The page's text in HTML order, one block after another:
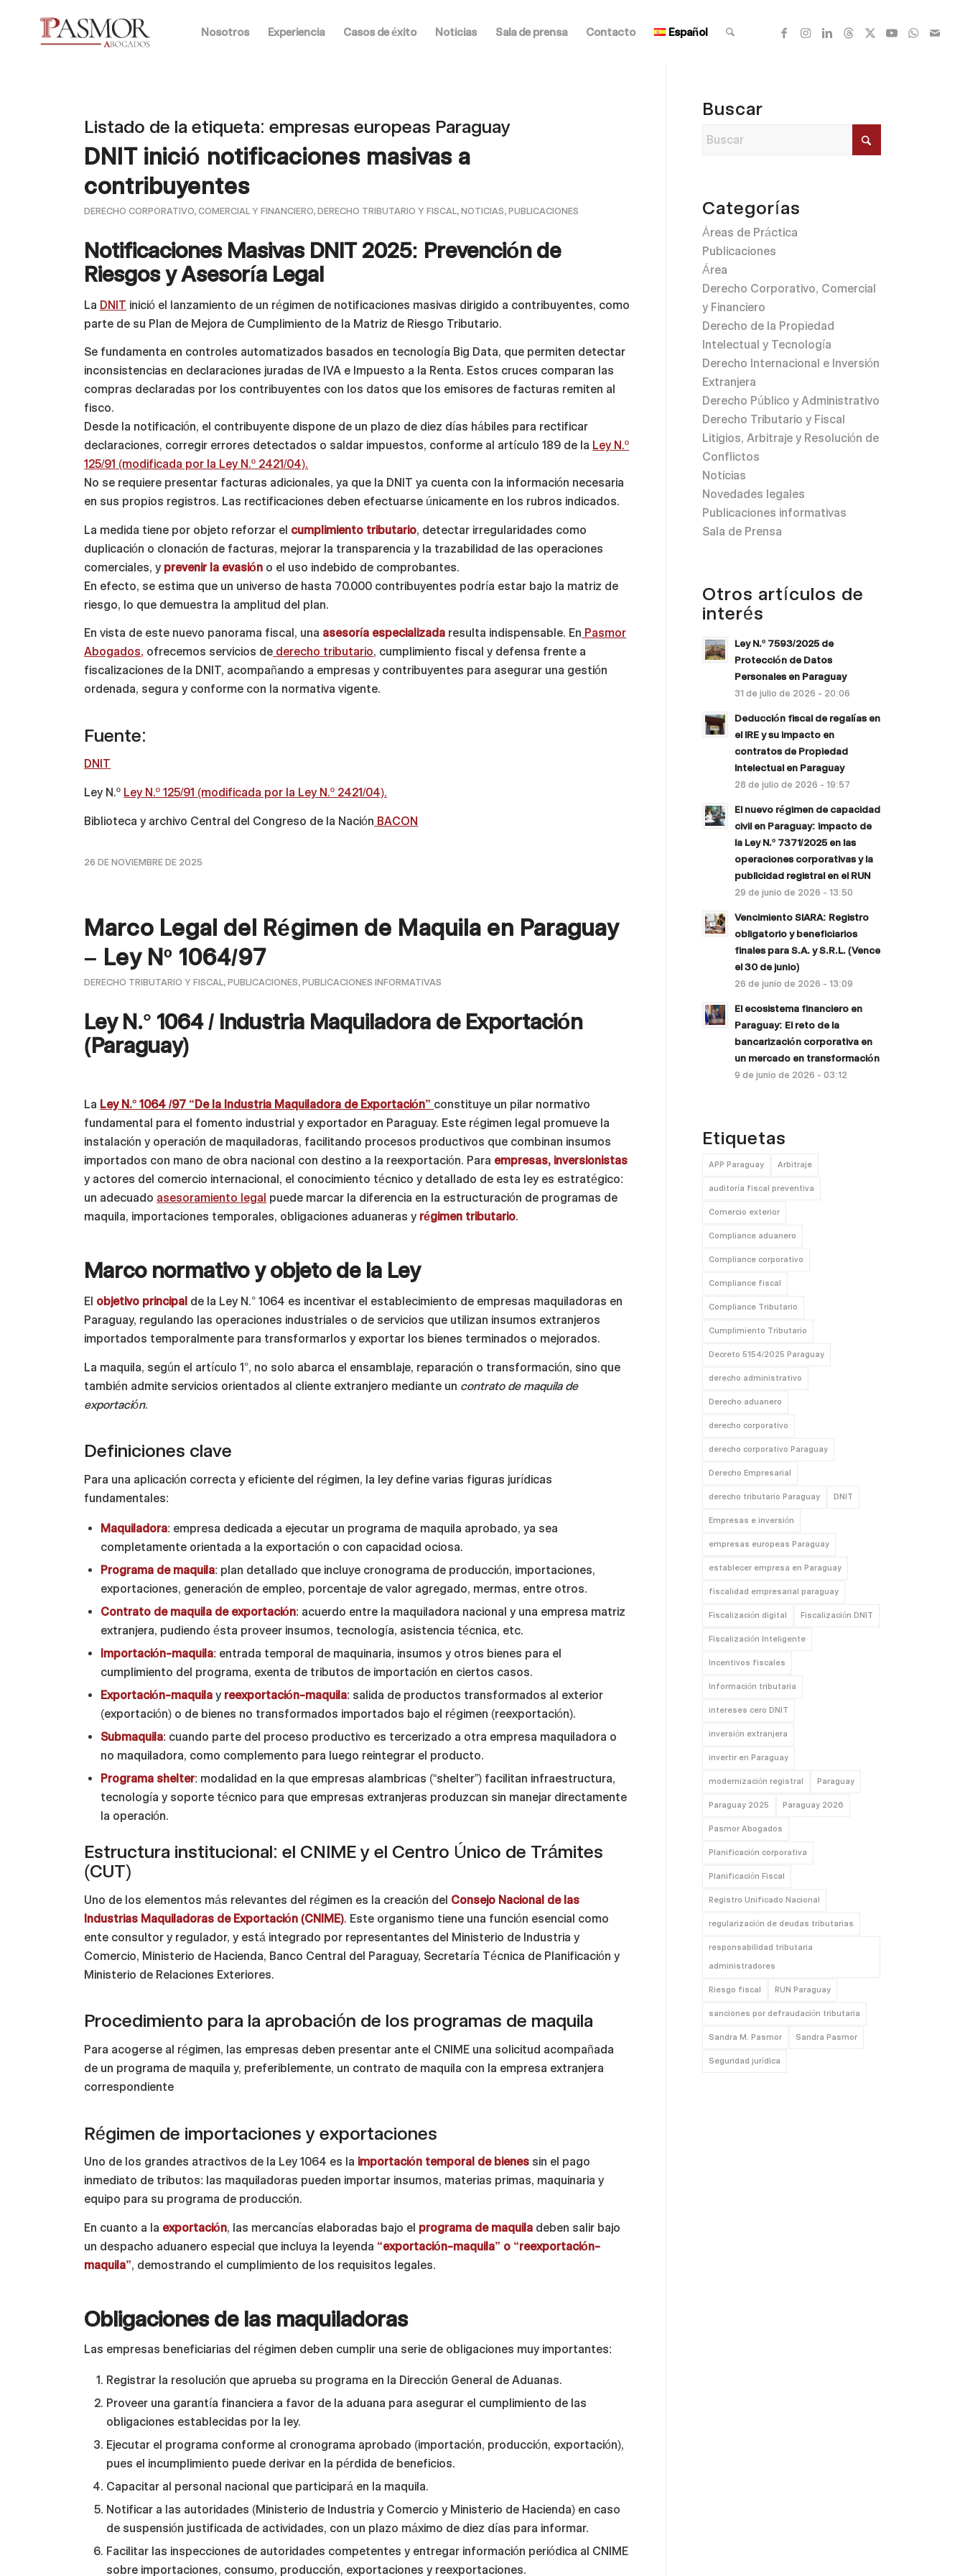
Nosotros Experiencia Casos de éxito Noticias Sala de prensa Contacto Español
Listado de la etiqueta:empresas europeas Paraguay
DNIT inició notificaciones masivas a
contribuyentes
DERECHO CORPORATIVO, COMERCIAL Y FINANCIERO,DERECHO TRIBUTARIO Y FISCAL,NOTICIAS,PUBLICACIONES
Notificaciones Masivas DNIT 2025: Prevención de
Riesgos y Asesoría Legal
La DNIT inició el lanzamiento de un régimen de notificaciones masivas dirigido a contribuyentes, como
parte de su Plan de Mejora de Cumplimiento de la Matriz de Riesgo Tributario.
Se fundamenta en controles automatizados basados en tecnología Big Data, que permiten detectar
inconsistencias en declaraciones juradas de IVA e Impuesto a la Renta. Estos cruces comparan las
compras declaradas por los contribuyentes con los datos que los emisores de facturas remiten al
fisco.
Desde la notificación, el contribuyente dispone de un plazo de diez días hábiles para rectificar
declaraciones, corregir errores detectados o saldar impuestos, conforme al artículo 189 de la Ley N.º
125/91 (modificada por la Ley N.º 2421/04).
No se requiere presentar facturas adicionales, ya que la DNIT ya cuenta con la información necesaria
en sus propios registros. Las rectificaciones deben efectuarse únicamente en los rubros indicados.
La medida tiene por objeto reforzar el cumplimiento tributario, detectar irregularidades como
duplicación o clonación de facturas, mejorar la transparencia y la trazabilidad de las operaciones
comerciales, y prevenir la evasión o el uso indebido de comprobantes.
En efecto, se estima que un universo de hasta 70.000 contribuyentes podría estar bajo la matriz de
riesgo, lo que demuestra la amplitud del plan.
En vista de este nuevo panorama fiscal, una asesoría especializada resulta indispensable. En Pasmor
Abogados, ofrecemos servicios de derecho tributario, cumplimiento fiscal y defensa frente a
fiscalizaciones de la DNIT, acompañando a empresas y contribuyentes para asegurar una gestión
ordenada, segura y conforme con la normativa vigente.
Fuente:
DNIT
Ley N.º Ley N.º 125/91 (modificada por la Ley N.º 2421/04).
Biblioteca y archivo Central del Congreso de la Nación BACON
26 DE NOVIEMBRE DE 2025
Marco Legal del Régimen de Maquila en Paraguay
– Ley Nº 1064/97
DERECHO TRIBUTARIO Y FISCAL,PUBLICACIONES,PUBLICACIONES INFORMATIVAS
Ley N.° 1064 / Industria Maquiladora de Exportación
(Paraguay)
La Ley N.° 1064 /97 “De la Industria Maquiladora de Exportación” constituye un pilar normativo
fundamental para el fomento industrial y exportador en Paraguay. Este régimen legal promueve la
instalación y operación de maquiladoras, facilitando procesos productivos que combinan insumos
importados con mano de obra nacional con destino a la reexportación. Para empresas, inversionistas
y actores del comercio internacional, el conocimiento técnico y detallado de esta ley es estratégico:
un adecuado asesoramiento legal puede marcar la diferencia en la estructuración de programas de
maquila, importaciones temporales, obligaciones aduaneras yrégimen tributario.
Marco normativo y objeto de la Ley
El objetivo principal de la Ley N.° 1064 es incentivar el establecimiento de empresas maquiladoras en
Paraguay, regulando las operaciones industriales o de servicios que utilizan insumos extranjeros
importados temporalmente para transformarlos y exportar los bienes terminados o mejorados.
La maquila, según el artículo 1°, no solo abarca el ensamblaje, reparación o transformación, sino que
también admite servicios orientados al cliente extranjero mediante un contrato de maquila de
exportación.
Definiciones clave
Para una aplicación correcta y eficiente del régimen, la ley define varias figuras jurídicas
fundamentales:
Maquiladora: empresa dedicada a ejecutar un programa de maquila aprobado, ya sea
completamente orientada a la exportación o con capacidad ociosa.
Programa de maquila: plan detallado que incluye cronograma de producción, importaciones,
exportaciones, generación de empleo, porcentaje de valor agregado, mermas, entre otros.
Contrato de maquila de exportación: acuerdo entre la maquiladora nacional y una empresa matriz
extranjera, pudiendo ésta proveer insumos, tecnología, asistencia técnica, etc.
Importación-maquila: entrada temporal de maquinaria, insumos y otros bienes para el
cumplimiento del programa, exenta de tributos de importación en ciertos casos.
Exportación-maquila y reexportación-maquila: salida de productos transformados al exterior
(exportación) o de bienes no transformados importados bajo el régimen (reexportación).
Submaquila: cuando parte del proceso productivo es tercerizado a otra empresa maquiladora o
no maquiladora, como complemento para luego reintegrar el producto.
Programa shelter: modalidad en la que empresas alambricas (“shelter”) facilitan infraestructura,
tecnología y soporte técnico para que empresas extranjeras produzcan sin manejar directamente
la operación.
Estructura institucional: el CNIME y el Centro Único de Trámites
(CUT)
Uno de los elementos más relevantes del régimen es la creación del Consejo Nacional de las
Industrias Maquiladoras de Exportación (CNIME). Este organismo tiene una función esencial como
ente consultor y regulador, y está integrado por representantes del Ministerio de Industria y
Comercio, Ministerio de Hacienda, Banco Central del Paraguay, Secretaría Técnica de Planificación y
Ministerio de Relaciones Exteriores.
Procedimiento para la aprobación de los programas de maquila
Para acogerse al régimen, las empresas deben presentar ante el CNIME una solicitud acompañada
de un programa de maquila y, preferiblemente, un contrato de maquila con la empresa extranjera
correspondiente
Régimen de importaciones y exportaciones
Uno de los grandes atractivos de la Ley 1064 es la importación temporal de bienes sin el pago
inmediato de tributos: las maquiladoras pueden importar insumos, materias primas, maquinaria y
equipo para su programa de producción.
En cuanto a la exportación, las mercancías elaboradas bajo el programa de maquila deben salir bajo
un despacho aduanero especial que incluya la leyenda “exportación-maquila” o “reexportación-
maquila”, demostrando el cumplimiento de los requisitos legales.
Obligaciones de las maquiladoras
Las empresas beneficiarias del régimen deben cumplir una serie de obligaciones muy importantes:
Registrar la resolución que aprueba su programa en la Dirección General de Aduanas.
Proveer una garantía financiera a favor de la aduana para asegurar el cumplimiento de las
obligaciones establecidas por la ley.
Ejecutar el programa conforme al cronograma aprobado (importación, producción, exportación),
pues el incumplimiento puede derivar en la pérdida de beneficios.
Capacitar al personal nacional que participará en la maquila.
Notificar a las autoridades (Ministerio de Industria y Comercio y Ministerio de Hacienda) en caso
de suspensión justificada de actividades, con un plazo máximo de diez días para informar.
Facilitar las inspecciones de autoridades competentes y entregar información periódica al CNIME
sobre importaciones, consumo, producción, exportaciones y reexportaciones.
Buscar
Categorías
Áreas de Práctica
Publicaciones
Área
Derecho Corporativo, Comercial
y Financiero
Derecho de la Propiedad
Intelectual y Tecnología
Derecho Internacional e Inversión
Extranjera
Derecho Público y Administrativo
Derecho Tributario y Fiscal
Litigios, Arbitraje y Resolución de
Conflictos
Noticias
Novedades legales
Publicaciones informativas
Sala de Prensa
Otros artículos de
interés
Ley N.º 7593/2025 de
Protección de Datos
Personales en Paraguay
31 de julio de 2026 - 20:06
Deducción fiscal de regalías en
el IRE y su impacto en
contratos de Propiedad
Intelectual en Paraguay
28 de julio de 2026 - 19:57
El nuevo régimen de capacidad
civil en Paraguay: impacto de
la Ley N.º 7371/2025 en las
operaciones corporativas y la
publicidad registral en el RUN
29 de junio de 2026 - 13:50
Vencimiento SIARA: Registro
obligatorio y beneficiarios
finales para S.A. y S.R.L. (Vence
el 30 de junio)
26 de junio de 2026 - 13:09
El ecosistema financiero en
Paraguay: El reto de la
bancarización corporativa en
un mercado en transformación
9 de junio de 2026 - 03:12
Etiquetas
APP Paraguay Arbitraje
auditoría fiscal preventiva
Comercio exterior
Compliance aduanero
Compliance corporativo
Compliance fiscal
Compliance Tributario
Cumplimiento Tributario
Decreto 5154/2025 Paraguay
derecho administrativo
Derecho aduanero
derecho corporativo
derecho corporativo Paraguay
Derecho Empresarial
derecho tributario Paraguay DNIT
Empresas e inversión
empresas europeas Paraguay
establecer empresa en Paraguay
fiscalidad empresarial paraguay
Fiscalización digital Fiscalización DNIT
Fiscalización Inteligente
Incentivos fiscales
Información tributaria
intereses cero DNIT
inversión extranjera
invertir en Paraguay
modernización registral Paraguay
Paraguay 2025 Paraguay 2026
Pasmor Abogados
Planificación corporativa
Planificación Fiscal
Registro Unificado Nacional
regularización de deudas tributarias
responsabilidad tributaria
administradores
Riesgo fiscal RUN Paraguay
sanciones por defraudación tributaria
Sandra M. Pasmor Sandra Pasmor
Seguridad jurídica